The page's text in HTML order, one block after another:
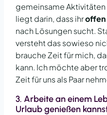
gemeinsame Aktivitäten
liegt darin, dass ihroffen
nach Lösungen sucht.
versteht das sowieso
brauche Zeit für mich,
kann. Ich möchte aber
Zeit für uns als Paar
3. Arbeite an einem
Urlaub genießen